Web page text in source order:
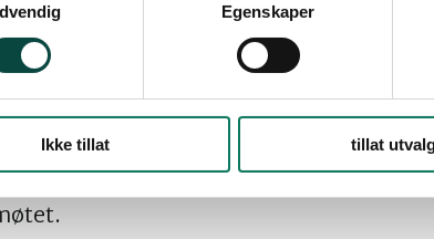
Egenskaper
Ikke tillat tillat
gjerne frå ti leiar Thorleif Jakobsen (